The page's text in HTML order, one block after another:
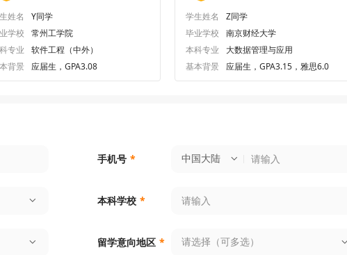
姓名
Y同学
学校
常州工学院
专业
软件工程（中外）
背景
应届生，GPA3.08
学生姓名
Z同学
毕业学校
南京财经大学
本科专业
大数据管理与应用
基本背景
应届生，GPA3.15，雅思6.0
手机号 * 中国大陆
本科学校 *
留学意向地区 * 请选择（可多选）